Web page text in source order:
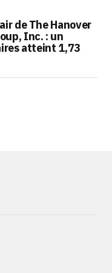
de The Hanover
Inc. : un
atteint 1,73